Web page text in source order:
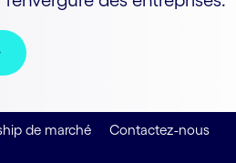
de marché Contactez-nous